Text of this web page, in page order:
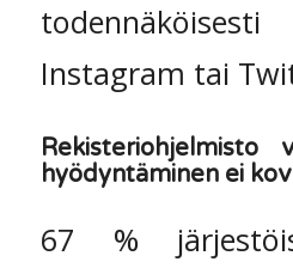
Instagram tai
Rekisteriohjelmisto
hyödyntäminen ei
67 %